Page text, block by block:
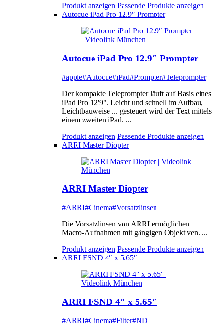
Produkt anzeigen Passende Produkte anzeigen
Autocue iPad Pro 12.9″ Prompter
Autocue iPad Pro 12.9″ Prompter
#apple#Autocue#iPad#Prompter#Teleprompter
Der kompakte Teleprompter läuft auf Basis eines
iPad Pro 12'9". Leicht und schnell im Aufbau,
Leichtbauweise ... gesteuert wird der Text mittels
einem zweiten iPad. ...
Produkt anzeigen Passende Produkte anzeigen
ARRI Master Diopter
ARRI Master Diopter
#ARRI#Cinema#Vorsatzlinsen
Die Vorsatzlinsen von ARRI ermöglichen
Macro-Aufnahmen mit gängigen Objektiven. ...
Produkt anzeigen Passende Produkte anzeigen
ARRI FSND 4″ x 5.65″
ARRI FSND 4″ x 5.65″
#ARRI#Cinema#Filter#ND